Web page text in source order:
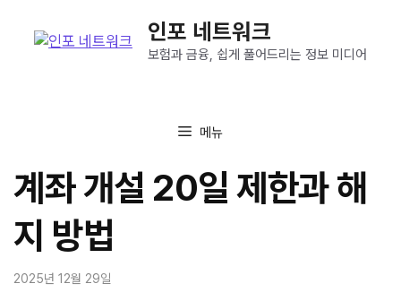
인포 네트워크
보험과 금융, 쉽게 풀어드리는 정보 미디어
메뉴
계좌 개설 20일 제한과 해
지 방법
2025년 12월 29일